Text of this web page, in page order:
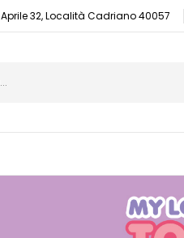
Aprile 32, Località Cadriano 40057